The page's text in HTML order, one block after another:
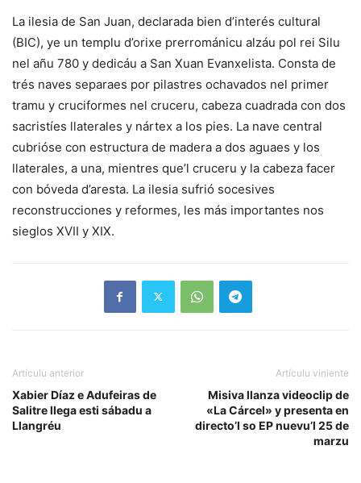
La ilesia de San Juan, declarada bien d’interés cultural
(BIC), ye un templu d’orixe prerrománicu alzáu pol rei Silu
nel añu 780 y dedicáu a San Xuan Evanxelista. Consta de
trés naves separaes por pilastres ochavados nel primer
tramu y cruciformes nel cruceru, cabeza cuadrada con dos
sacristíes llaterales y nártex a los pies. La nave central
cubrióse con estructura de madera a dos aguaes y los
llaterales, a una, mientres que’l cruceru y la cabeza facer
con bóveda d’aresta. La ilesia sufrió socesives
reconstrucciones y reformes, les más importantes nos
sieglos XVII y XIX.
Artículu anterior
Xabier Díaz e Adufeiras de
Salitre llega esti sábadu a
Llangréu
Artículu viniente
Misiva llanza videoclip de
«La Cárcel» y presenta en
directo’l so EP nuevu’l 25 de
marzu